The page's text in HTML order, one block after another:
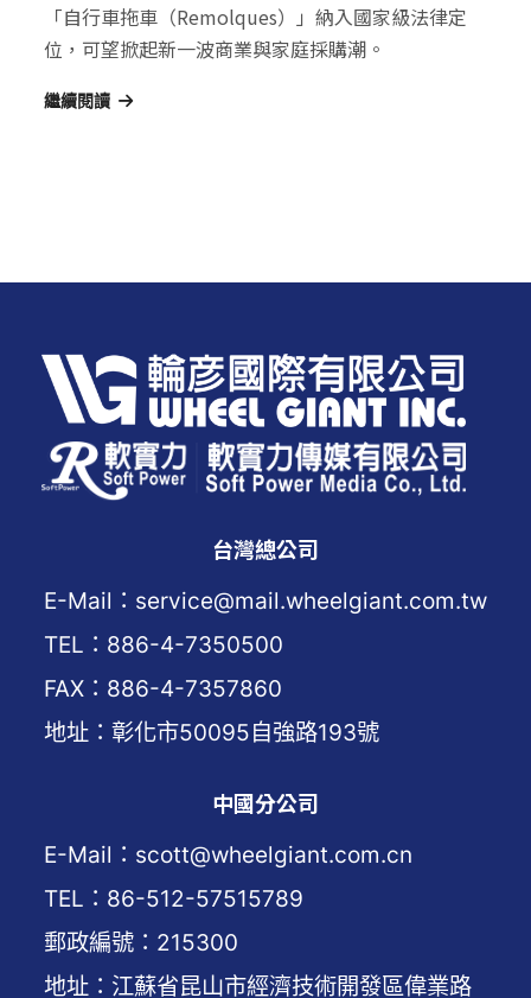
「自行車拖車（Remolques）」納入國家級法律定
位，可望掀起新一波商業與家庭採購潮。
繼續閱讀
台灣總公司
E-Mail：service@mail.wheelgiant.com.tw
TEL：886-4-7350500
FAX：886-4-7357860
地址：彰化市50095自強路193號
中國分公司
E-Mail：scott@wheelgiant.com.cn
TEL：86-512-57515789
郵政編號：215300
地址：江蘇省昆山市經濟技術開發區偉業路